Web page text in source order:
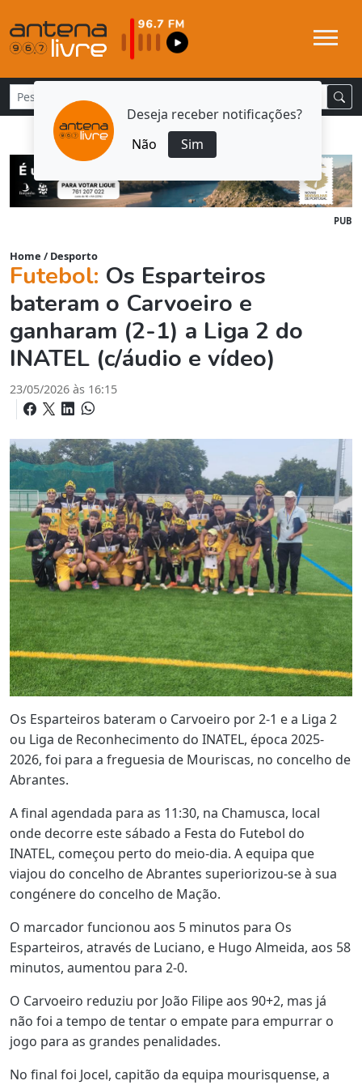
Deseja receber notificações?
Não
Sim
PUB
Home / Desporto
Futebol: Os Esparteiros
bateram o Carvoeiro e
ganharam (2-1) a Liga 2 do
INATEL (c/áudio e vídeo)
23/05/2026 às 16:15
Os Esparteiros bateram o Carvoeiro por 2-1 e a Liga 2
ou Liga de Reconhecimento do INATEL, época 2025-
2026, foi para a freguesia de Mouriscas, no concelho de
Abrantes.
A final agendada para as 11:30, na Chamusca, local
onde decorre este sábado a Festa do Futebol do
INATEL, começou perto do meio-dia. A equipa que
viajou do concelho de Abrantes superiorizou-se à sua
congénere do concelho de Mação.
O marcador funcionou aos 5 minutos para Os
Esparteiros, através de Luciano, e Hugo Almeida, aos 58
minutos, aumentou para 2-0.
O Carvoeiro reduziu por João Filipe aos 90+2, mas já
não foi a tempo de tentar o empate para empurrar o
jogo para as grandes penalidades.
No final foi Jocel, capitão da equipa mourisquense, a